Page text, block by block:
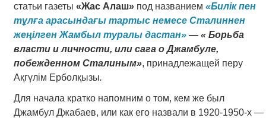
статьи газеты «Жас Алаш»под названием «Билік пен
тұлға арасындағы тартыс немесе Сталиннен
жеңілген Жамбыл туралы дастан»— « Борьба
власти и личности, или сага о Джамбуле,
побежденном Сталиным», принадлежащей перу
Ақгүлім Ерболқызы.
Для начала кратко напомним о том, кем же был
Джамбул Джабаев, или как его назвали в 1920-1950-х —